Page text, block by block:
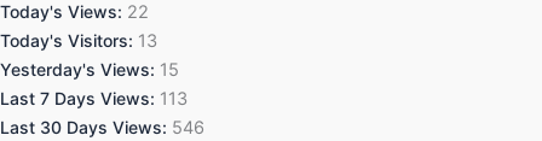
Today's Views: 22
Today's Visitors: 13
Yesterday's Views: 15
Last 7 Days Views: 113
Last 30 Days Views: 546